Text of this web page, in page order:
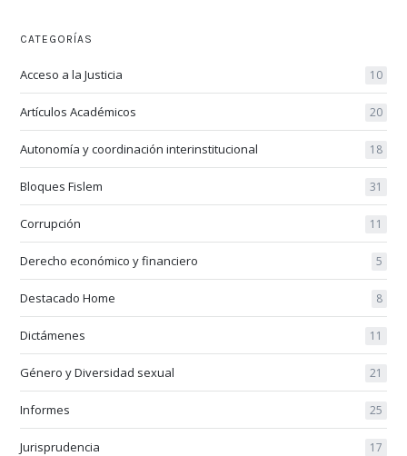
CATEGORÍAS
Acceso a la Justicia 10
Artículos Académicos 20
Autonomía y coordinación interinstitucional 18
Bloques Fislem 31
Corrupción 11
Derecho económico y financiero 5
Destacado Home 8
Dictámenes 11
Género y Diversidad sexual 21
Informes 25
Jurisprudencia 17